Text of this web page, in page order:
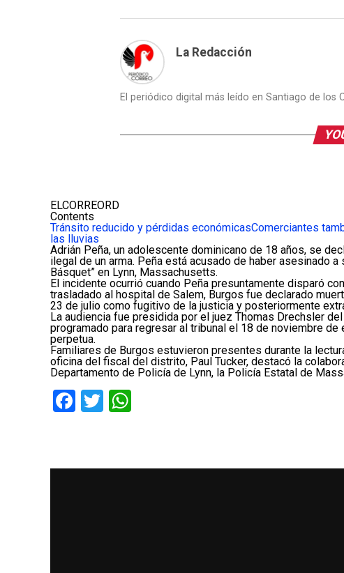
La Redacción
El periódico digital más leído en Santiago de los
ELCORREORD
Contents
Tránsito reducido y pérdidas económicasComerciantes
las lluvias
Adrián Peña, un adolescente dominicano de 18 años, se
ilegal de un arma. Peña está acusado de haber asesinado
Básquet” en Lynn, Massachusetts.
El incidente ocurrió cuando Peña presuntamente disparó
trasladado al hospital de Salem, Burgos fue declarado
23 de julio como fugitivo de la justicia y posteriormente
La audiencia fue presidida por el juez Thomas Drechsler
programado para regresar al tribunal el 18 de noviembre
perpetua.
Familiares de Burgos estuvieron presentes durante la
oficina del fiscal del distrito, Paul Tucker, destacó la
Departamento de Policía de Lynn, la Policía Estatal de
Facebook
Twitter